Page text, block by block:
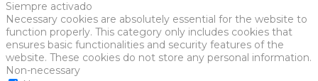
Siempre activado
Necessary cookies are absolutely essential for the website to
function properly. This category only includes cookies that
ensures basic functionalities and security features of the
website. These cookies do not store any personal information.
Non-necessary